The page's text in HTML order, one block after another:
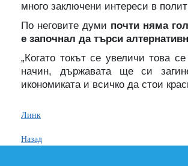
много заключени интереси в
По неговите думи почти няма
е започнал да търси
„Когато токът се увеличи това
начин, държавата ще си
икономиката и всичко да стои
Линк
Назад